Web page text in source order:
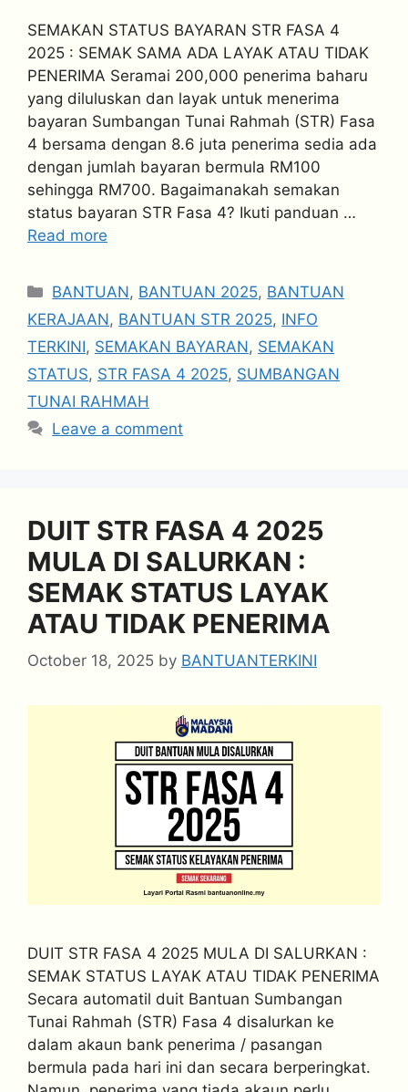
SEMAKAN STATUS BAYARAN STR FASA 4
2025 : SEMAK SAMA ADA LAYAK ATAU TIDAK
PENERIMA Seramai 200,000 penerima baharu
yang diluluskan dan layak untuk menerima
bayaran Sumbangan Tunai Rahmah (STR) Fasa
4 bersama dengan 8.6 juta penerima sedia ada
dengan jumlah bayaran bermula RM100
sehingga RM700. Bagaimanakah semakan
status bayaran STR Fasa 4? Ikuti panduan …
Read more
Categories
BANTUAN, BANTUAN 2025, BANTUAN
KERAJAAN, BANTUAN STR 2025, INFO
TERKINI, SEMAKAN BAYARAN, SEMAKAN
STATUS, STR FASA 4 2025, SUMBANGAN
TUNAI RAHMAH
Leave a comment
DUIT STR FASA 4 2025
MULA DI SALURKAN :
SEMAK STATUS LAYAK
ATAU TIDAK PENERIMA
October 18, 2025 by BANTUANTERKINI
DUIT STR FASA 4 2025 MULA DI SALURKAN :
SEMAK STATUS LAYAK ATAU TIDAK PENERIMA
Secara automatil duit Bantuan Sumbangan
Tunai Rahmah (STR) Fasa 4 disalurkan ke
dalam akaun bank penerima / pasangan
bermula pada hari ini dan secara berperingkat.